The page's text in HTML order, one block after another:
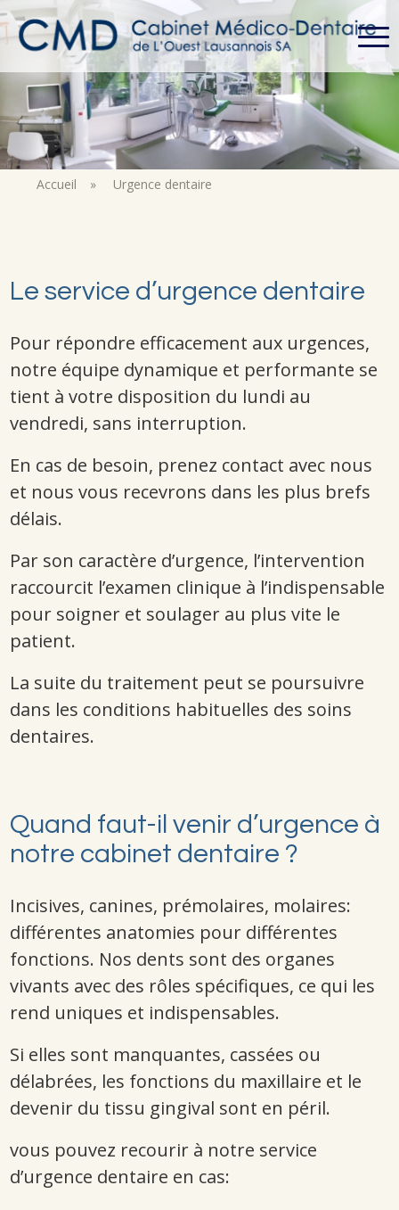
Accueil » Urgence dentaire
Le service d’urgence dentaire
Pour répondre efficacement aux urgences,
notre équipe dynamique et performante se
tient à votre disposition du lundi au
vendredi, sans interruption.
En cas de besoin, prenez contact avec nous
et nous vous recevrons dans les plus brefs
délais.
Par son caractère d’urgence, l’intervention
raccourcit l’examen clinique à l’indispensable
pour soigner et soulager au plus vite le
patient.
La suite du traitement peut se poursuivre
dans les conditions habituelles des soins
dentaires.
Quand faut-il venir d’urgence à
notre cabinet dentaire ?
Incisives, canines, prémolaires, molaires:
différentes anatomies pour différentes
fonctions. Nos dents sont des organes
vivants avec des rôles spécifiques, ce qui les
rend uniques et indispensables.
Si elles sont manquantes, cassées ou
délabrées, les fonctions du maxillaire et le
devenir du tissu gingival sont en péril.
vous pouvez recourir à notre service
d’urgence dentaire en cas: